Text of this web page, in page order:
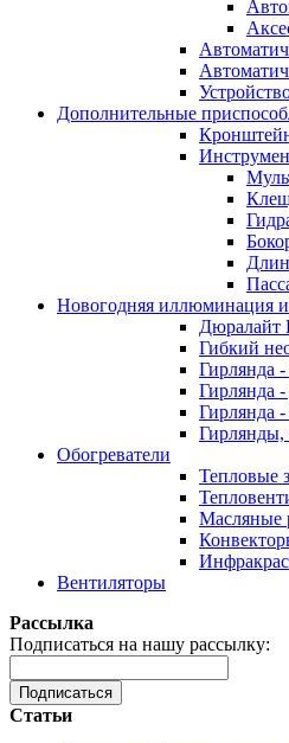
Дополнительные
Новогодняя иллюминация
Дюралайт
Гибкий
Гирлянда -
Гирлянда
Гирлянда
Гирлянды,
Обогреватели
Тепловые
Масляные
Вентиляторы
Рассылка
Подписаться на нашу рассылку:
Подписаться
Статьи